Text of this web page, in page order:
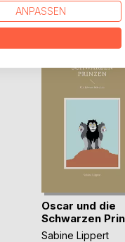
BEIBoD
Oscar und die
Schwarzen
Sabine Lippert
ANPASSEN